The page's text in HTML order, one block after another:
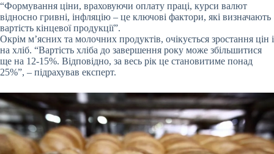
“Формування ціни, враховуючи оплату праці, курси валют
відносно гривні, інфляцію – це ключові фактори, які визначають
вартість кінцевої продукції”.
Окрім м’ясних та молочних продуктів, очікується зростання цін і
на хліб. “Вартість хліба до завершення року може збільшитися
ще на 12-15%. Відповідно, за весь рік це становитиме понад
25%”, – підрахував експерт.